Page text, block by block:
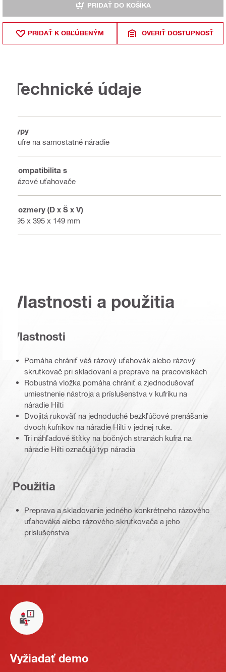
PRIDAŤ DO KOŠÍKA
PRIDAŤ K OBĽÚBENÝM OVERIŤ DOSTUPNOSŤ
Technické údaje
Typy
Kufre na samostatné náradie
Kompatibilita s
Rázové uťahovače
Rozmery (D x Š x V)
495 x 395 x 149 mm
Vlastnosti a použitia
Vlastnosti
Pomáha chrániť váš rázový uťahovák alebo rázový
skrutkovač pri skladovaní a preprave na pracoviskách
Robustná vložka pomáha chrániť a zjednodušovať
umiestnenie nástroja a príslušenstva v kufríku na
náradie Hilti
Dvojitá rukoväť na jednoduché bezkľúčové prenášanie
dvoch kufríkov na náradie Hilti v jednej ruke.
Tri náhľadové štítky na bočných stranách kufra na
náradie Hilti označujú typ náradia
Použitia
Preprava a skladovanie jedného konkrétneho rázového
uťahováka alebo rázového skrutkovača a jeho
príslušenstva
Vyžiadať demo